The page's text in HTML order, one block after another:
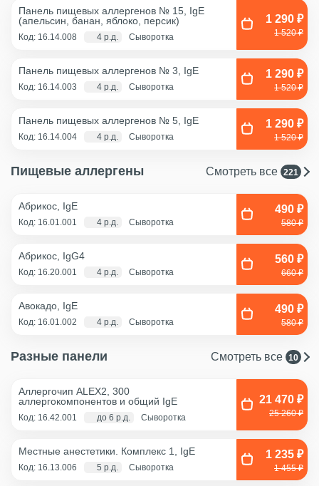
Панель пищевых аллергенов № 15, IgE
(апельсин, банан, яблоко, персик)
Код: 16.14.008 4 р.д. Сыворотка
1 290 ₽
1 520 ₽
Панель пищевых аллергенов № 3, IgE
Код: 16.14.003 4 р.д. Сыворотка
1 290 ₽
1 520 ₽
Панель пищевых аллергенов № 5, IgE
Код: 16.14.004 4 р.д. Сыворотка
1 290 ₽
1 520 ₽
Пищевые аллергены Смотреть все 221
Абрикос, IgE
Код: 16.01.001 4 р.д. Сыворотка
490 ₽
580 ₽
Абрикос, IgG4
Код: 16.20.001 4 р.д. Сыворотка
560 ₽
660 ₽
Авокадо, IgE
Код: 16.01.002 4 р.д. Сыворотка
490 ₽
580 ₽
Разные панели Смотреть все 10
Аллергочип ALEX2, 300
аллергокомпонентов и общий IgE
Код: 16.42.001 до 6 р.д. Сыворотка
21 470 ₽
25 260 ₽
Местные анестетики. Комплекс 1, IgE
Код: 16.13.006 5 р.д. Сыворотка
1 235 ₽
1 455 ₽